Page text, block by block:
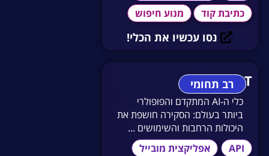
כתיבת קוד
מנוע חיפוש
נסו עכשיו את הכלי!
רב תחומי
ChatGPT
כלי ה-AI המתקדם והפופולרי
ביותר בעולם: הסקירה חושפת את
היכולות הרחבות והשימושים ...
API
אפליקצית מובייל